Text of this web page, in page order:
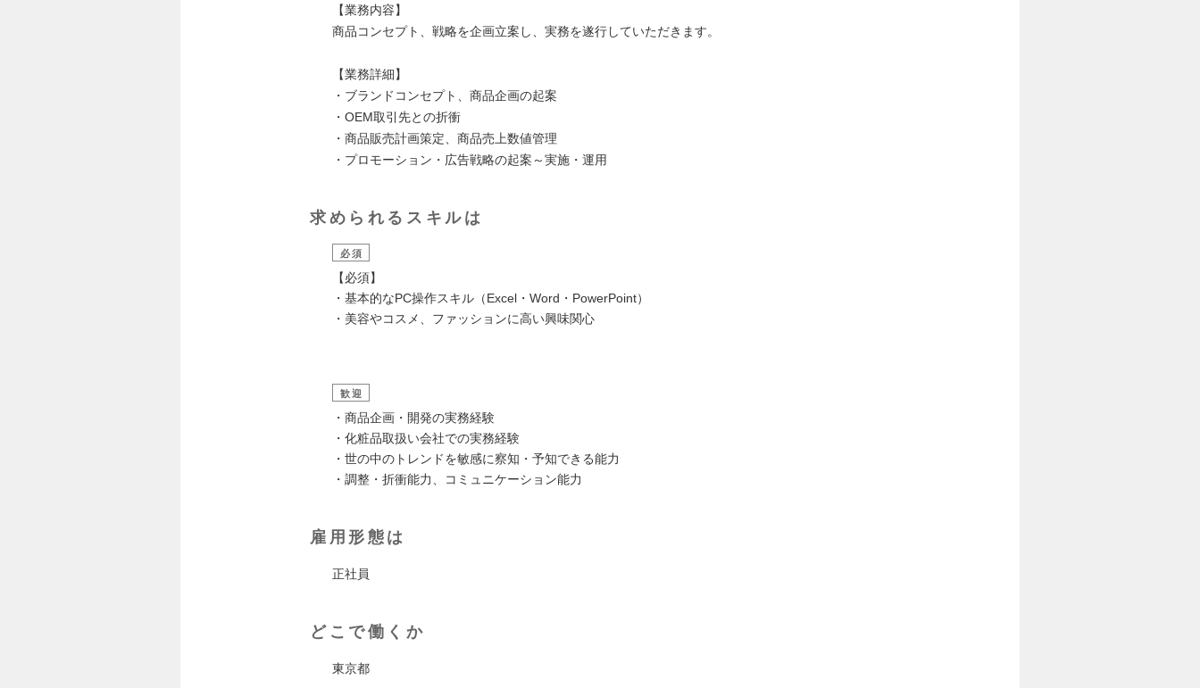
【業務内容】
商品コンセプト、戦略を企画立案し、実務を遂行していただきます。
【業務詳細】
・ブランドコンセプト、商品企画の起案
・OEM取引先との折衝
・商品販売計画策定、商品売上数値管理
・プロモーション・広告戦略の起案～実施・運用
求められるスキルは
必須
【必須】
・基本的なPC操作スキル（Excel・Word・PowerPoint）
・美容やコスメ、ファッションに高い興味関心
歓迎
・商品企画・開発の実務経験
・化粧品取扱い会社での実務経験
・世の中のトレンドを敏感に察知・予知できる能力
・調整・折衝能力、コミュニケーション能力
雇用形態は
正社員
どこで働くか
東京都